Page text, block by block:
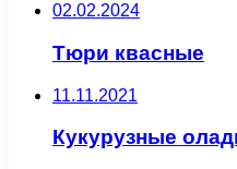
02.02.2024
Тюри квасные
11.11.2021
Кукурузные